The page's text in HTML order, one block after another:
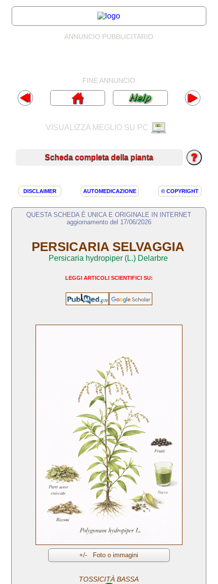
ANNUNCIO PUBBLICITARIO
FINE ANNUNCIO
VISUALIZZA MEGLIO SU PC
Scheda completa della pianta
DISCLAIMER AUTOMEDICAZIONE © COPYRIGHT
QUESTA SCHEDA È UNICA E ORIGINALE IN INTERNET
aggiornamento del 17/06/2026
PERSICARIA SELVAGGIA
Persicaria hydropiper (L.) Delarbre
LEGGI ARTICOLI SCIENTIFICI SU:
TOSSICITÀ BASSA